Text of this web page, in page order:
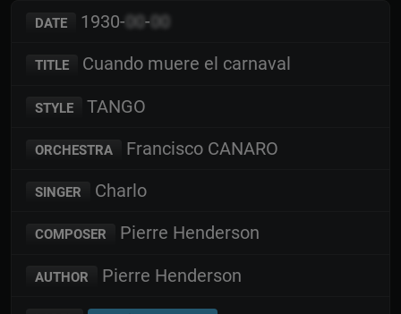
DATE 1930-00 -00
TITLE Cuando muere el carnaval
STYLE TANGO
ORCHESTRA Francisco CANARO
SINGER Charlo
COMPOSER Pierre Henderson
AUTHOR Pierre Henderson